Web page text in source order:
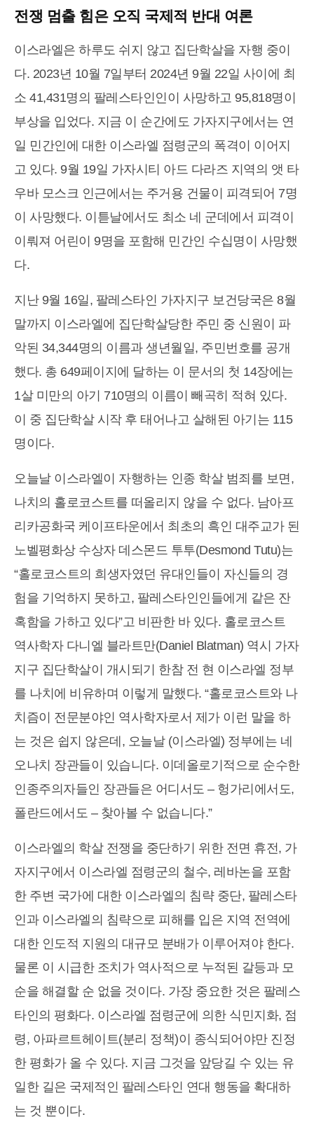
전쟁 멈출 힘은 오직 국제적 반대 여론
이스라엘은 하루도 쉬지 않고 집단학살을 자행 중이
다. 2023년 10월 7일부터 2024년 9월 22일 사이에 최
소 41,431명의 팔레스타인인이 사망하고 95,818명이
부상을 입었다. 지금 이 순간에도 가자지구에서는 연
일 민간인에 대한 이스라엘 점령군의 폭격이 이어지
고 있다. 9월 19일 가자시티 아드 다라즈 지역의 앳 타
우바 모스크 인근에서는 주거용 건물이 피격되어 7명
이 사망했다. 이튿날에서도 최소 네 군데에서 피격이
이뤄져 어린이 9명을 포함해 민간인 수십명이 사망했
다.
지난 9월 16일, 팔레스타인 가자지구 보건당국은 8월
말까지 이스라엘에 집단학살당한 주민 중 신원이 파
악된 34,344명의 이름과 생년월일, 주민번호를 공개
했다. 총 649페이지에 달하는 이 문서의 첫 14장에는
1살 미만의 아기 710명의 이름이 빼곡히 적혀 있다.
이 중 집단학살 시작 후 태어나고 살해된 아기는 115
명이다.
오늘날 이스라엘이 자행하는 인종 학살 범죄를 보면,
나치의 홀로코스트를 떠올리지 않을 수 없다. 남아프
리카공화국 케이프타운에서 최초의 흑인 대주교가 된
노벨평화상 수상자 데스몬드 투투(Desmond Tutu)는
“홀로코스트의 희생자였던 유대인들이 자신들의 경
험을 기억하지 못하고, 팔레스타인인들에게 같은 잔
혹함을 가하고 있다”고 비판한 바 있다. 홀로코스트
역사학자 다니엘 블라트만(Daniel Blatman) 역시 가자
지구 집단학살이 개시되기 한참 전 현 이스라엘 정부
를 나치에 비유하며 이렇게 말했다. “홀로코스트와 나
치즘이 전문분야인 역사학자로서 제가 이런 말을 하
는 것은 쉽지 않은데, 오늘날 (이스라엘) 정부에는 네
오나치 장관들이 있습니다. 이데올로기적으로 순수한
인종주의자들인 장관들은 어디서도 – 헝가리에서도,
폴란드에서도 – 찾아볼 수 없습니다.”
이스라엘의 학살 전쟁을 중단하기 위한 전면 휴전, 가
자지구에서 이스라엘 점령군의 철수, 레바논을 포함
한 주변 국가에 대한 이스라엘의 침략 중단, 팔레스타
인과 이스라엘의 침략으로 피해를 입은 지역 전역에
대한 인도적 지원의 대규모 분배가 이루어져야 한다.
물론 이 시급한 조치가 역사적으로 누적된 갈등과 모
순을 해결할 순 없을 것이다. 가장 중요한 것은 팔레스
타인의 평화다. 이스라엘 점령군에 의한 식민지화, 점
령, 아파르트헤이트(분리 정책)이 종식되어야만 진정
한 평화가 올 수 있다. 지금 그것을 앞당길 수 있는 유
일한 길은 국제적인 팔레스타인 연대 행동을 확대하
는 것 뿐이다.